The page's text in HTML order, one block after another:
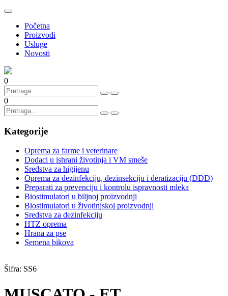
Početna
Proizvodi
Usluge
Novosti
0
0
Kategorije
Oprema za farme i veterinare
Dodaci u ishrani životinja i VM smeše
Sredstva za higijenu
Oprema za dezinfekciju, dezinsekciju i deratizaciju (DDD)
Preparati za prevenciju i kontrolu ispravnosti mleka
Biostimulatori u biljnoj proizvodnji
Biostimulatori u životinjskoj proizvodnji
Sredstva za dezinfekciju
HTZ oprema
Hrana za pse
Semena bikova
Šifra: SS6